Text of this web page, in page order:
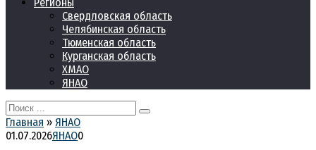
Свердловская область
Челябинская область
Тюменская область
Курганская область
ХМАО
ЯНАО
Search
for:
Главная » ЯНАО
01.07.2026ЯНАО0